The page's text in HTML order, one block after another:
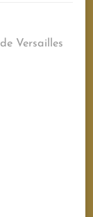
Versailles